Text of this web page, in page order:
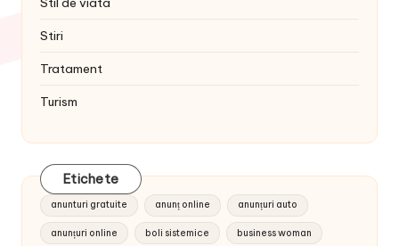
Stiri
Tratament
Turism
Etichete
anunturi gratuite anunț online anunțuri auto
anunțuri online boli sistemice business woman